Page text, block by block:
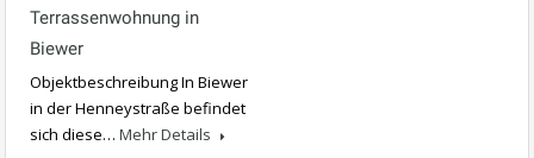
Terrassenwohnung in
Biewer
Objektbeschreibung In Biewer
in der Henneystraße befindet
sich diese… Mehr Details